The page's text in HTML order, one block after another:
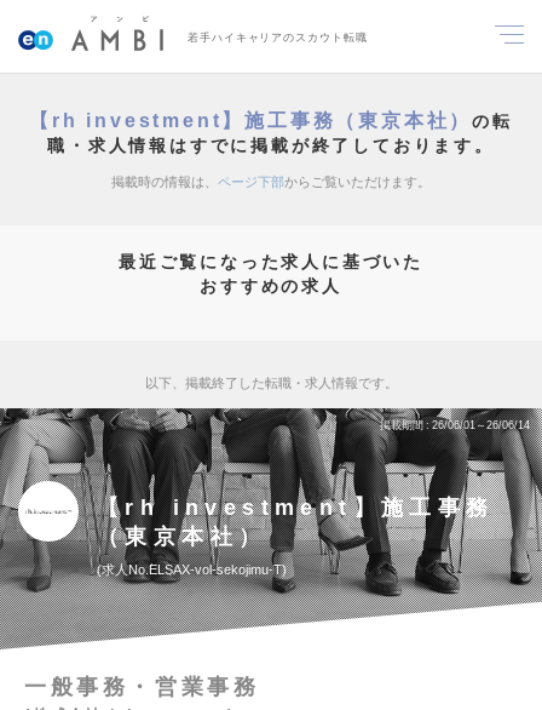
若手ハイキャリアのスカウト転職
【rh investment】施工事務（東京本社）の転
職・求人情報はすでに掲載が終了しております。
掲載時の情報は、 ページ下部からご覧いただけます。
最近ご覧になった求人に基づいた
おすすめの求人
以下、掲載終了した転職・求人情報です。
掲載期間 26/06/01～26/06/14
【rh investment】施工事務
（東京本社）
求人No.ELSAX-vol-sekojimu-T
一般事務・営業事務